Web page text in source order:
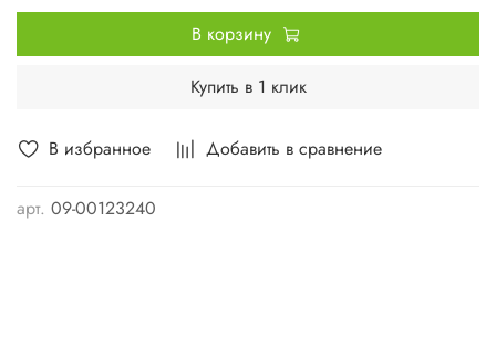
В избранное Добавить в сравнение
арт. 09-00123240
В корзину
Купить в 1 клик